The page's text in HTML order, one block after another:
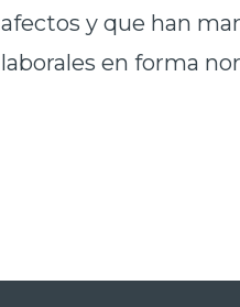
afectos y que han
laborales en forma